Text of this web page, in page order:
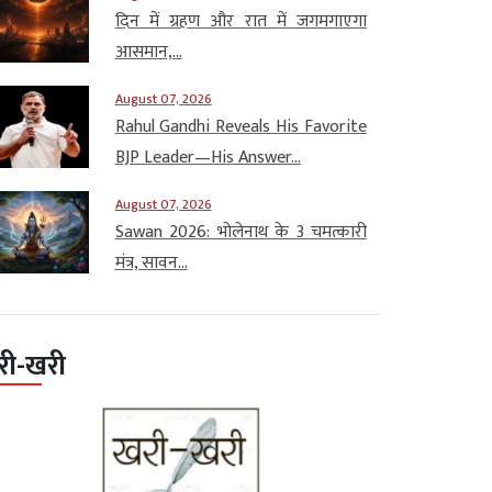
दिन में ग्रहण और रात में जगमगाएगा
आसमान,...
August 07, 2026
Rahul Gandhi Reveals His Favorite
BJP Leader—His Answer...
August 07, 2026
Sawan 2026: भोलेनाथ के 3 चमत्कारी
मंत्र, सावन...
खरी